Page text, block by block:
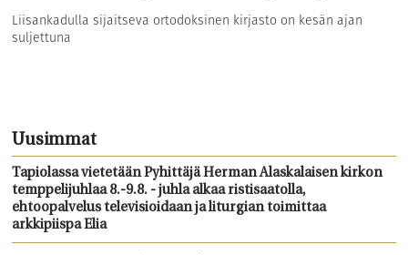
Liisankadulla sijaitseva ortodoksinen kirjasto on kesän ajan
suljettuna
Uusimmat
Tapiolassa vietetään Pyhittäjä Herman Alaskalaisen kirkon
temppelijuhlaa 8.-9.8. - juhla alkaa ristisaatolla,
ehtoopalvelus televisioidaan ja liturgian toimittaa
arkkipiispa Elia